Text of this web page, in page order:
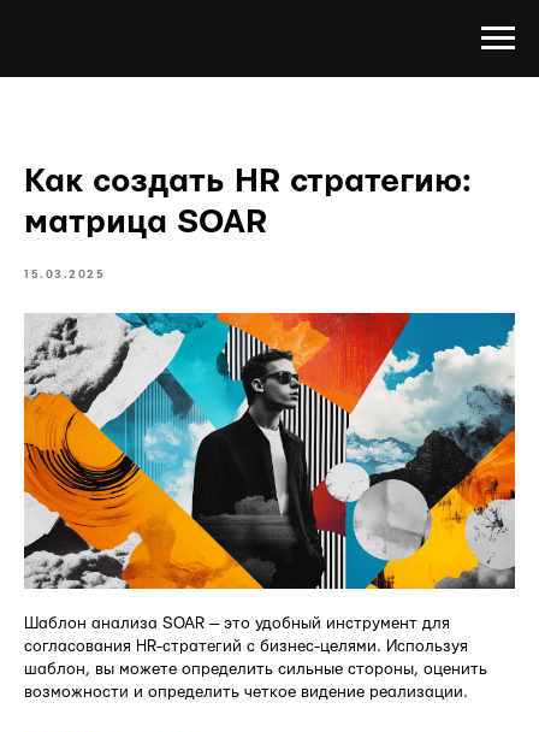
Как создать HR стратегию:
матрица SOAR
15.03.2025
Шаблон анализа SOAR — это удобный инструмент для
согласования HR-стратегий с бизнес-целями. Используя
шаблон, вы можете определить сильные стороны, оценить
возможности и определить четкое видение реализации.